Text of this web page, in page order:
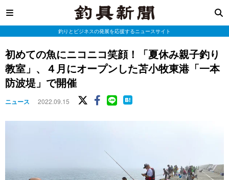
釣りとビジネスの発展を応援するニュースサイト
初めての魚にニコニコ笑顔！「夏休み親子釣り
教室」、４月にオープンした苫小牧東港「一本
防波堤」で開催
ニュース 2022.09.15